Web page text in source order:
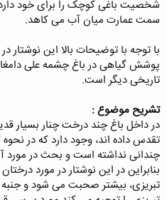
شخصیت باغی کوچک را برای خود
سمت عمارت میان آب می کاهد.
با توجه با توضیحات بالا این
پوشش گیاهی در باغ چشمه علی
تاریخی دیگر است.
تشریح موضوع :
در داخل باغ چند درخت چنار بسیار
تقدس داده اند، وجود دارد که در
چندانی نداشته است و بحث در مورد
بنابراین در این نوشتار در مورد
تبریزی، بیشتر صحبت می شود و